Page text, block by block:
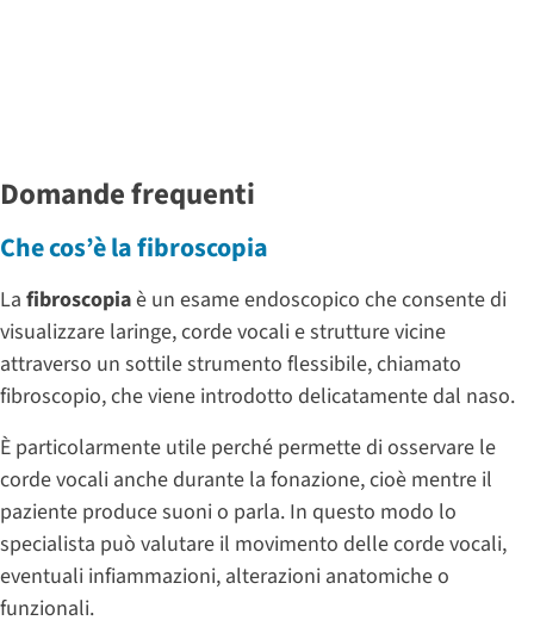
Domande frequenti
Che cos’è la fibroscopia
La fibroscopiaè un esame endoscopico che consente di
visualizzare laringe, corde vocali e strutture vicine
attraverso un sottile strumento flessibile, chiamato
fibroscopio, che viene introdotto delicatamente dal naso.
È particolarmente utile perché permette di osservare le
corde vocali anche durante la fonazione, cioè mentre il
paziente produce suoni o parla. In questo modo lo
specialista può valutare il movimento delle corde vocali,
eventuali infiammazioni, alterazioni anatomiche o
funzionali.